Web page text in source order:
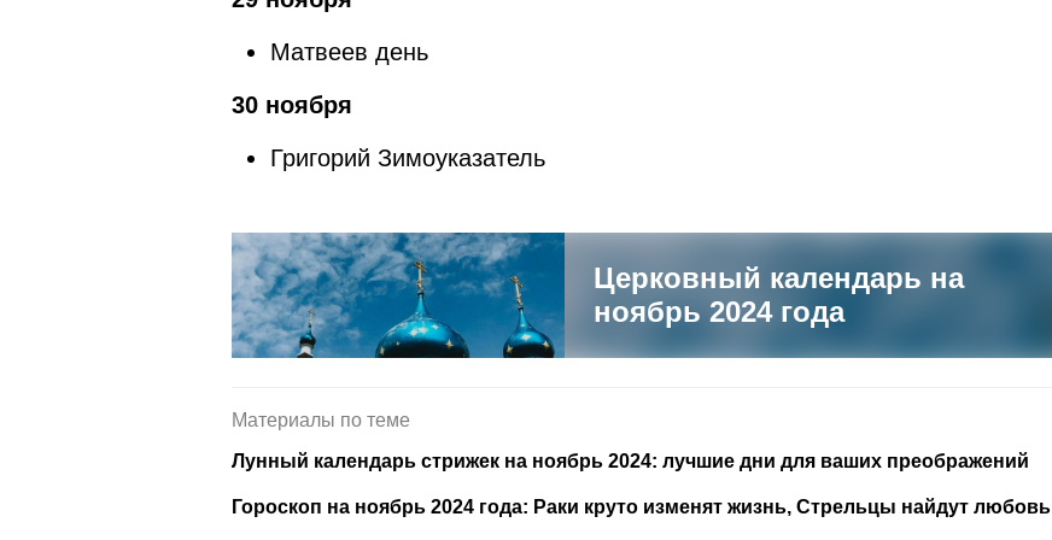
Матвеев день
30 ноября
Григорий Зимоуказатель
Церковный календарь на
ноябрь 2024 года
Материалы по теме
Лунный календарь стрижек на ноябрь 2024: лучшие дни для ваших преображений
Гороскоп на ноябрь 2024 года: Раки круто изменят жизнь, Стрельцы найдут любовь